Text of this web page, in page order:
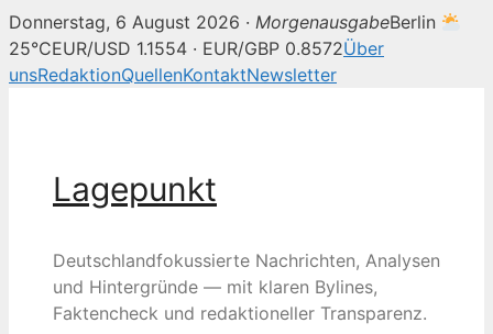
Donnerstag, 6 August 2026 · MorgenausgabeBerlin
25°CEUR/USD 1.1554 · EUR/GBP 0.8572Über
unsRedaktionQuellenKontaktNewsletter
Lagepunkt
Deutschlandfokussierte Nachrichten, Analysen
und Hintergründe — mit klaren Bylines,
Faktencheck und redaktioneller Transparenz.